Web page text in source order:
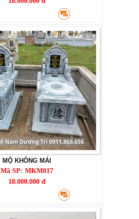
MỘ KHÔNG MÁI
Mã SP: MKM017
18.000.000 đ